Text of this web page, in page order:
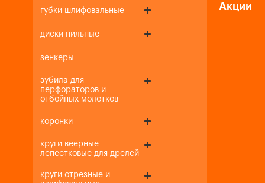
губки шлифовальные
диски пильные
зенкеры
зубила для
перфораторов и
отбойных молотков
коронки
круги веерные
лепестковые для дрелей
круги отрезные и
Акции